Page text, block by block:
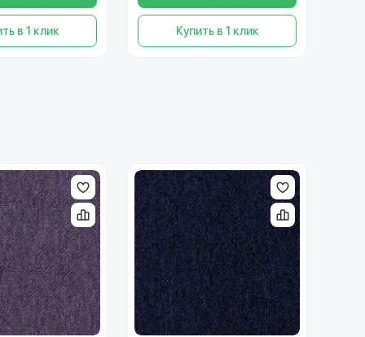
в 1 клик Купить в 1 клик